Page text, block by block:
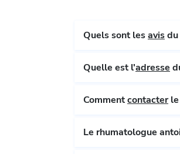
Quels sont lesavis
Quelle est l'adresse
Commentcontacterle